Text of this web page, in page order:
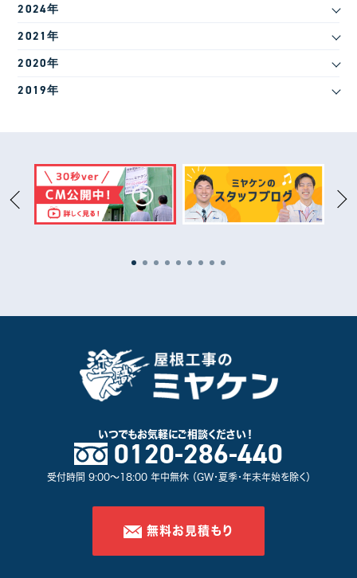
2024年
2021年
2020年
2019年
いつでもお気軽にご相談ください！
0120-286-440
受付時間 9:00～18:00 年中無休 （GW・夏季・年末年始を除く）
無料お見積もり